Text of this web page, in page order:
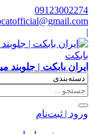
09123002274
|
ایران بابکت |
ورود | ثبت‌نام